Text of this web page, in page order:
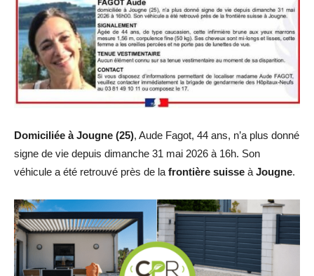
Domiciliée à Jougne (25), Aude Fagot, 44 ans, n’a plus donné
signe de vie depuis dimanche 31 mai 2026 à 16h. Son
véhicule a été retrouvé près de la frontière suisse à Jougne.